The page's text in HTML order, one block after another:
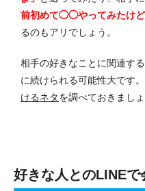
前初めて◯◯やってみたけど
るのもアリでしょう。
相手の好きなことに関連す
に続けられる可能性大です。
けるネタを調べておきましょ
好きな人とのLINE